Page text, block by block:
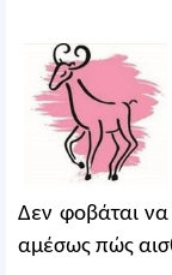
Δεν φοβάται να
αμέσως πώς